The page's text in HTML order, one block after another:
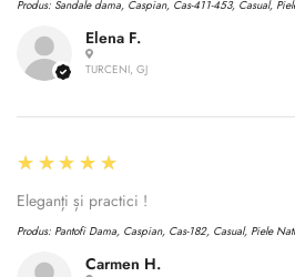
Elena F.
TURCENI, GJ
Produs: Sandale dama, Caspian, Cas-411-453, Casual,
Carmen H.
5
★★★★★
Eleganți și practici !
Produs: Pantofi Dama, Caspian, Cas-182, Casual, Piele